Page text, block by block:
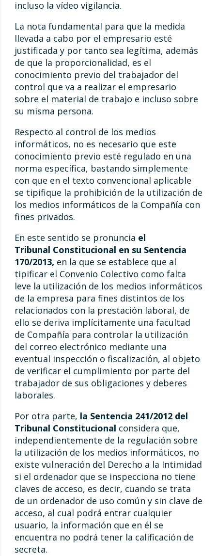
incluso la vídeo vigilancia.
La nota fundamental para que la medida
llevada a cabo por el empresario esté
justificada y por tanto sea legítima, además
de que la proporcionalidad, es el
conocimiento previo del trabajador del
control que va a realizar el empresario
sobre el material de trabajo e incluso sobre
su misma persona.
Respecto al control de los medios
informáticos, no es necesario que este
conocimiento previo esté regulado en una
norma específica, bastando simplemente
con que en el texto convencional aplicable
se tipifique la prohibición de la utilización de
los medios informáticos de la Compañía con
fines privados.
En este sentido se pronuncia el
Tribunal Constitucional en su Sentencia
170/2013, en la que se establece que al
tipificar el Convenio Colectivo como falta
leve la utilización de los medios informáticos
de la empresa para fines distintos de los
relacionados con la prestación laboral, de
ello se deriva implícitamente una facultad
de Compañía para controlar la utilización
del correo electrónico mediante una
eventual inspección o fiscalización, al objeto
de verificar el cumplimiento por parte del
trabajador de sus obligaciones y deberes
laborales.
Por otra parte, la Sentencia 241/2012 del
Tribunal Constitucional considera que,
independientemente de la regulación sobre
la utilización de los medios informáticos, no
existe vulneración del Derecho a la Intimidad
si el ordenador que se inspecciona no tiene
claves de acceso, es decir, cuando se trata
de un ordenador de uso común y sin clave de
acceso, al cual podrá entrar cualquier
usuario, la información que en él se
encuentra no podrá tener la calificación de
secreta.